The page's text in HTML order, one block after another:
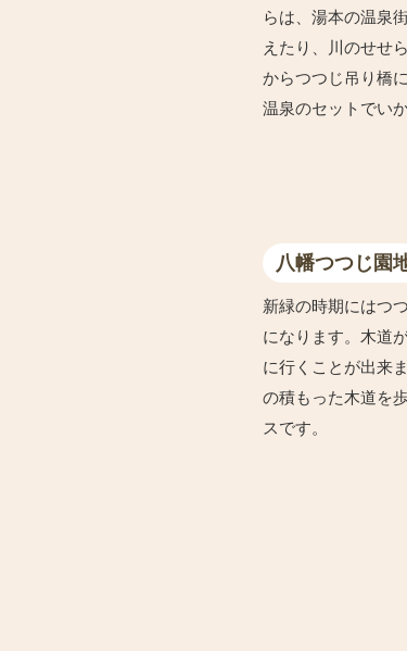
らは、湯本の温泉
えたり、川のせせ
からつつじ吊り橋
温泉のセットでい
八幡つつじ園
新緑の時期にはつ
になります。木道
に行くことが出来
の積もった木道を
スです。